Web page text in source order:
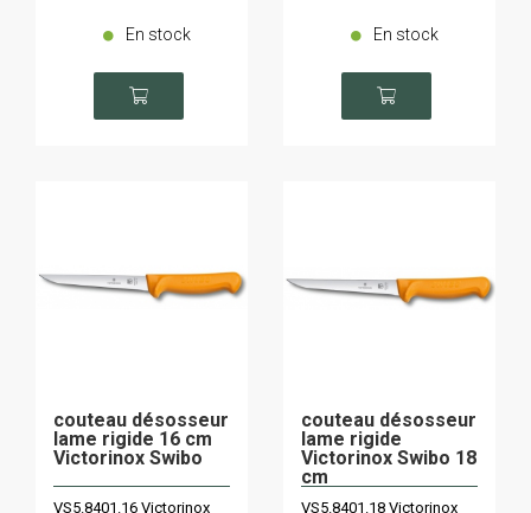
En stock En stock
couteau désosseur
lame rigide 16 cm
Victorinox Swibo
VS5.8401.16 Victorinox
couteau désosseur
lame rigide
Victorinox Swibo 18
cm
VS5.8401.18 Victorinox